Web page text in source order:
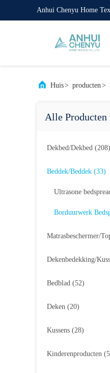
Anhui Chenyu Home
Huis> producten>
Alle Producten
Dekbed/dekbed (208)
Beddek/beddek (33)
Ultrasone
Borduurwerk
Matrasbeschermer/
Dekenbedekking/
Bedblad (52)
Deken (20)
Kussens (28)
Kinderenproducten